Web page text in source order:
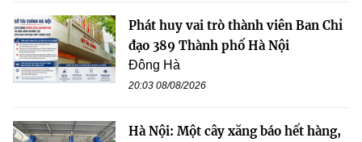
Phát huy vai trò thành viên Ban Chỉ
đạo 389 Thành phố Hà Nội
Đông Hà
20:03 08/08/2026
Hà Nội: Một cây xăng báo hết hàng,